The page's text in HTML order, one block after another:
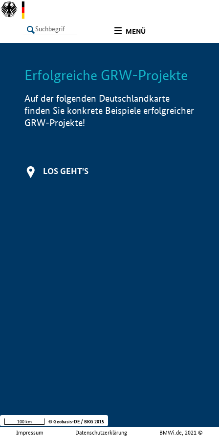
MENÜ
LISTE Info
Erfolgreiche GRW-Projekte
Auf der folgenden Deutschlandkarte
finden Sie konkrete Beispiele erfolgreicher
GRW-Projekte!
LOS GEHT'S
Impressum Datenschutzerklärung BMWi.de, 2021 ©
100 km © Geobasis-DE / BKG 2015